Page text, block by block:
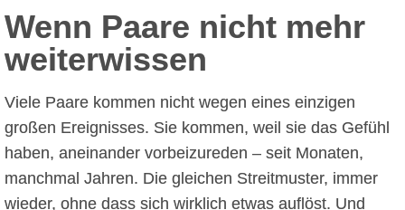
Wenn Paare nicht mehr
weiterwissen
Viele Paare kommen nicht wegen eines einzigen
großen Ereignisses. Sie kommen, weil sie das Gefühl
haben, aneinander vorbeizureden – seit Monaten,
manchmal Jahren. Die gleichen Streitmuster, immer
wieder, ohne dass sich wirklich etwas auflöst. Und